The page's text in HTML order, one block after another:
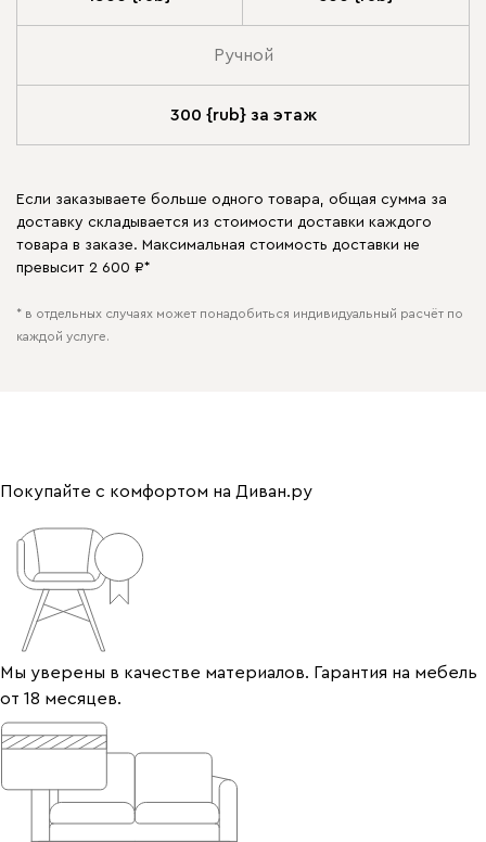
Ручной
300 {rub} за этаж
Если заказываете больше одного товара, общая сумма за
доставку складывается из стоимости доставки каждого
товара в заказе. Максимальная стоимость доставки не
превысит 2 600 ₽*
* в отдельных случаях может понадобиться индивидуальный расчёт по
каждой услуге.
Покупайте с комфортом на Диван.ру
Мы уверены в качестве материалов. Гарантия на мебель
от 18 месяцев.